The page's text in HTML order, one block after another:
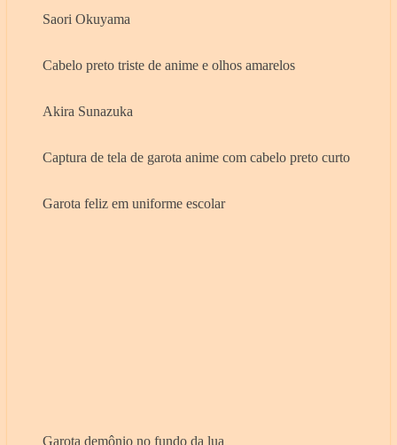
Saori Okuyama
Cabelo preto triste de anime e olhos amarelos
Akira Sunazuka
Captura de tela de garota anime com cabelo preto curto
Garota feliz em uniforme escolar
Garota demônio no fundo da lua